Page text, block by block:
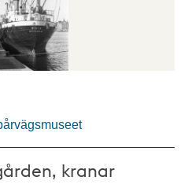
kranar